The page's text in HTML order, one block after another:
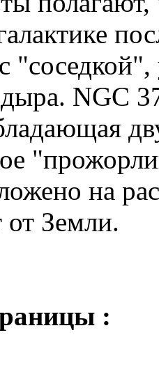
NGC
на
от Земли.
: